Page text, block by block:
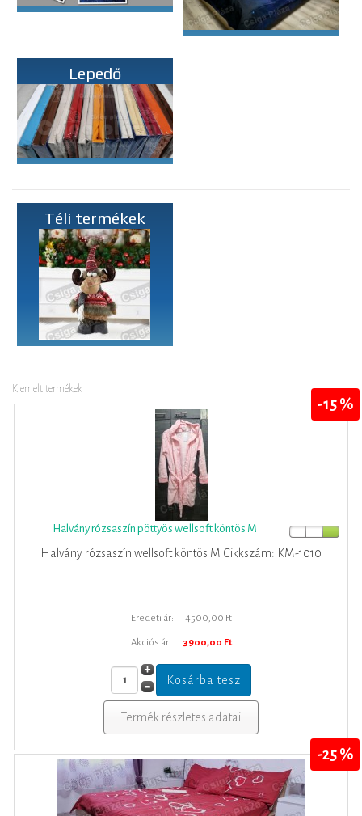
Lepedő
Téli termékek
Kiemelt termékek
Halvány rózsaszín pöttyös wellsoft köntös M
Halvány rózsaszín wellsoft köntös M Cikkszám: KM-1010
-15 %
Eredeti ár: 4500,00 Ft
Akciós ár: 3900,00 Ft
Termék részletes adatai
-25 %